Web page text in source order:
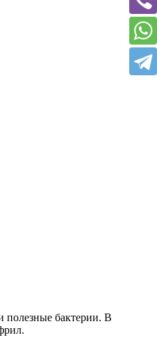
полезные бактерии. В